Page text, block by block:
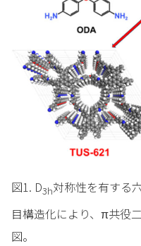
図1. D3h対称性を有する
目構造化により、π共役
図。